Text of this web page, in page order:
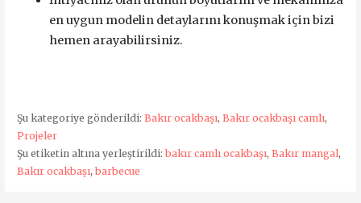
en uygun modelin detaylarını konuşmak için bizi
hemen arayabilirsiniz.
Şu kategoriye gönderildi: Bakır ocakbaşı, Bakır ocakbaşı camlı,
Projeler
Şu etiketin altına yerleştirildi:bakır camlı ocakbaşı, Bakır mangal,
Bakır ocakbaşı,barbecue